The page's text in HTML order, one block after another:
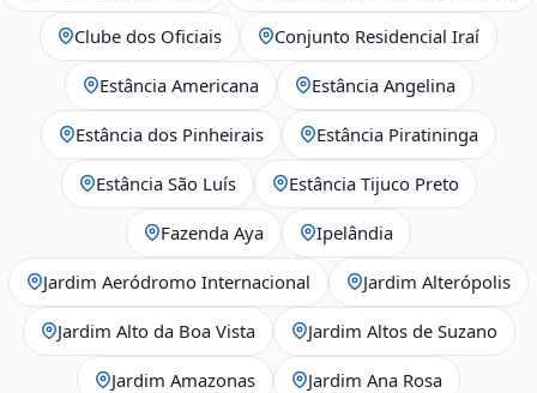
Clube dos Oficiais Conjunto Residencial Iraí
Estância Americana Estância Angelina
Estância dos Pinheirais Estância Piratininga
Estância São Luís Estância Tijuco Preto
Fazenda Aya Ipelândia
Jardim Aeródromo Internacional Jardim Alterópolis
Jardim Alto da Boa Vista Jardim Altos de Suzano
Jardim Amazonas Jardim Ana Rosa